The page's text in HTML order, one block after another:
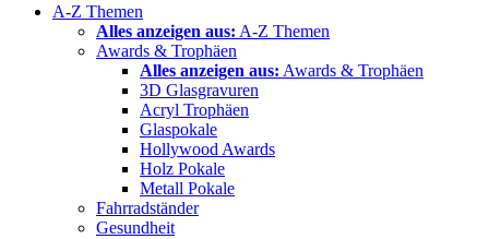
A-Z Themen
Alles anzeigen aus: A-Z Themen
Awards & Trophäen
Alles anzeigen aus: Awards & Trophäen
3D Glasgravuren
Acryl Trophäen
Glaspokale
Hollywood Awards
Holz Pokale
Metall Pokale
Fahrradständer
Gesundheit